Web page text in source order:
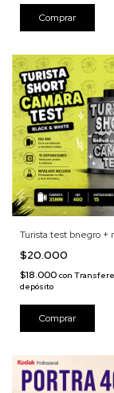
Turista test bnegro +
$20.000
$18.000 con
depósito